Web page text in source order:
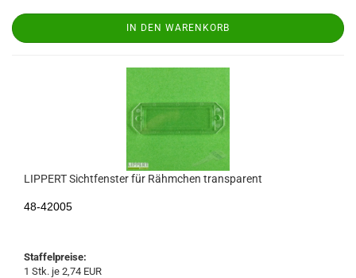
IN DEN WARENKORB
LIPPERT Sichtfenster für Rähmchen transparent
48-42005
Staffelpreise:
1 Stk. je 2,74 EUR